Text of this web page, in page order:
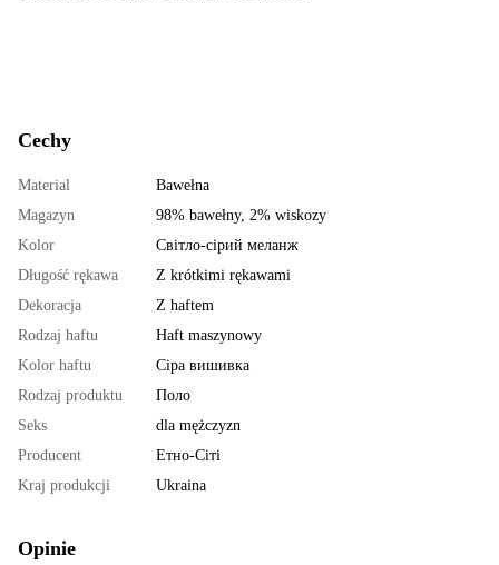
Cechy
Material
Bawełna
Magazyn
98% bawełny, 2% wiskozy
Kolor
Світло-сірий меланж
Długość rękawa
Z krótkimi rękawami
Dekoracja
Z haftem
Rodzaj haftu
Haft maszynowy
Kolor haftu
Сіра вишивка
Rodzaj produktu
Поло
Seks
dla mężczyzn
Producent
Етно-Сіті
Kraj produkcji
Ukraina
Opinie